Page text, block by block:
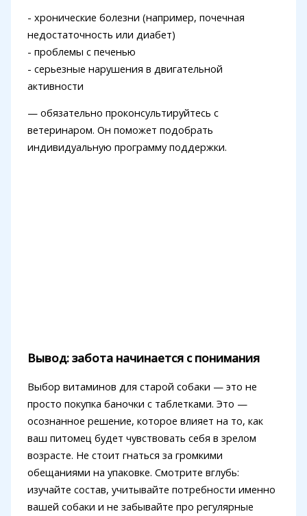
- хронические болезни (например, почечная
недостаточность или диабет)
- проблемы с печенью
- серьезные нарушения в двигательной
активности
— обязательно проконсультируйтесь с
ветеринаром. Он поможет подобрать
индивидуальную программу поддержки.
Вывод: забота начинается с понимания
Выбор витаминов для старой собаки — это не
просто покупка баночки с таблетками. Это —
осознанное решение, которое влияет на то, как
ваш питомец будет чувствовать себя в зрелом
возрасте. Не стоит гнаться за громкими
обещаниями на упаковке. Смотрите вглубь:
изучайте состав, учитывайте потребности именно
вашей собаки и не забывайте про регулярные